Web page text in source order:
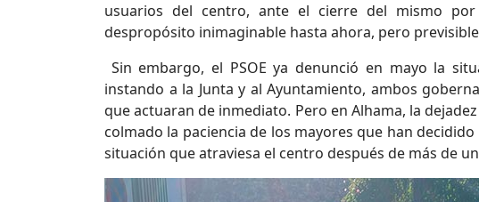
usuarios del centro, ante el cierre del mismo
despropósito inimaginable hasta ahora, pero
Sin embargo, el PSOE ya denunció en mayo la
instando a la Junta y al Ayuntamiento, ambos
que actuaran de inmediato. Pero en Alhama, la
colmado la paciencia de los mayores que han
situación que atraviesa el centro después de más de